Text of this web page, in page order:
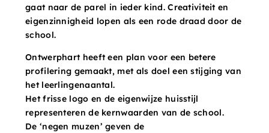
gaat naar de parel in ieder kind. Creativiteit en
eigenzinnigheid lopen als een rode draad door de
school.
Ontwerphart heeft een plan voor een betere
profilering gemaakt, met als doel een stijging van
het leerlingenaantal.
Het frisse logo en de eigenwijze huisstijl
representeren de kernwaarden van de school.
De ‘negen muzen’ geven de